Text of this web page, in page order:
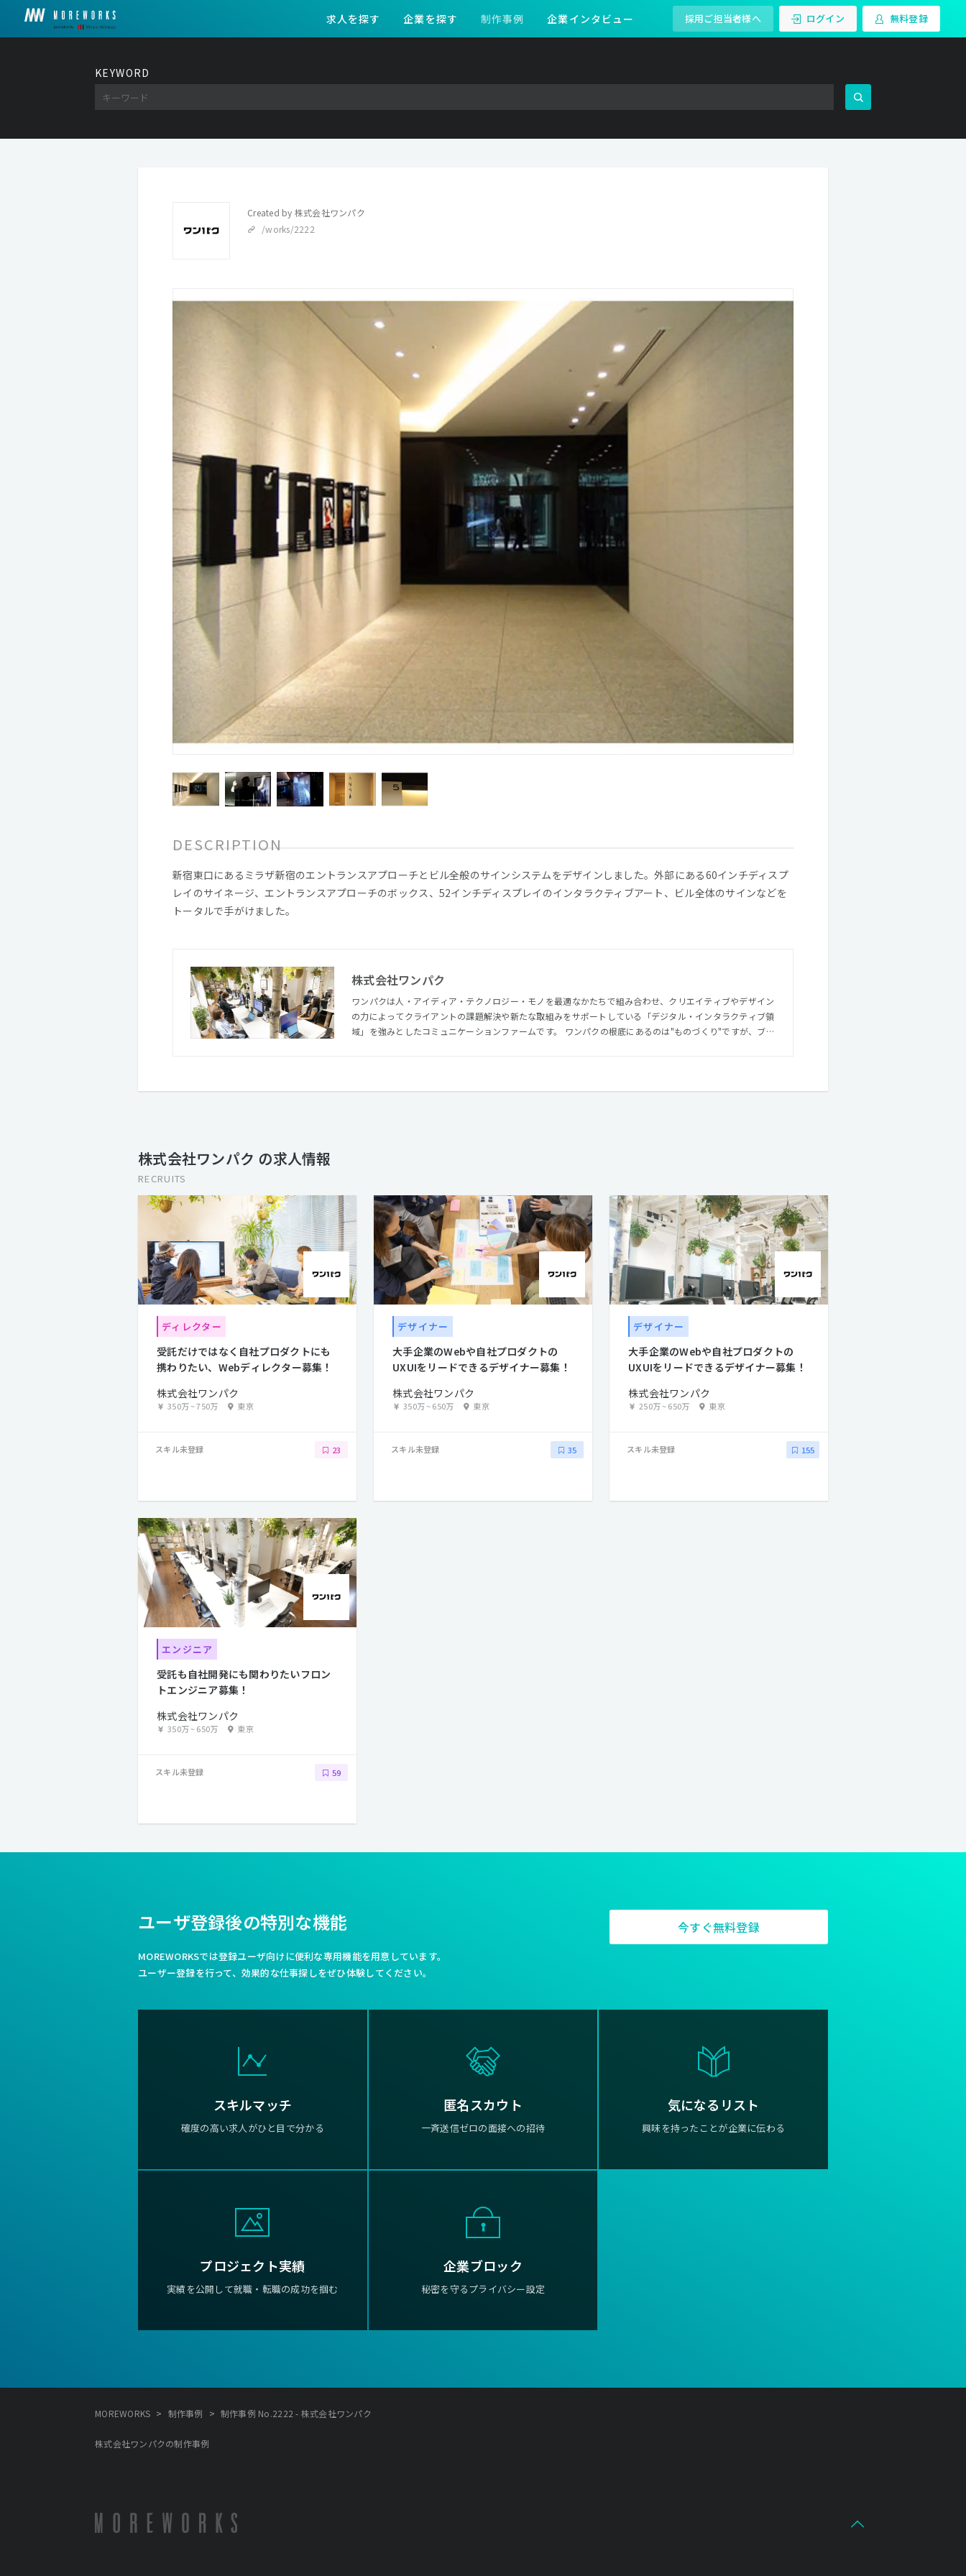
求人を探す 企業を探す 制作事例 企業インタビュー 採用ご担当者様へ ログイン 無料登録
KEYWORD
Created by 株式会社ワンパク
/works/2222
DESCRIPTION
新宿東口にあるミラザ新宿のエントランスアプローチとビル全般のサインシステムをデザインしました。外部にある60インチディスプ
レイのサイネージ、エントランスアプローチのボックス、52インチディスプレイのインタラクティブアート、ビル全体のサインなどを
トータルで手がけました。
株式会社ワンパク
ワンパクは人・アイディア・テクノロジー・モノを最適なかたちで組み合わせ、クリエイティブやデザイン
の力によってクライアントの課題解決や新たな取組みをサポートしている「デジタル・インタラクティブ領
域」を強みとしたコミュニケーションファームです。 ワンパクの根底にあるのは"ものづくり"ですが、ブラ
く仕事し、よく食べ、よく飲み、よく遊ぶ。そんなHOTな仲間を募集しています。
株式会社ワンパク の求人情報
RECRUITS
ディレクター
受託だけではなく自社プロダクトにも
携わりたい、Webディレクター募集！
株式会社ワンパク
350万~750万 東京
スキル未登録 23
デザイナー
大手企業のWebや自社プロダクトの
UXUIをリードできるデザイナー募集！
株式会社ワンパク
350万~650万 東京
スキル未登録 35
デザイナー
大手企業のWebや自社プロダクトの
UXUIをリードできるデザイナー募集！
株式会社ワンパク
250万~650万 東京
スキル未登録 155
エンジニア
受託も自社開発にも関わりたいフロン
トエンジニア募集！
株式会社ワンパク
350万~650万 東京
スキル未登録 59
ユーザ登録後の特別な機能
MOREWORKSでは登録ユーザ向けに便利な専用機能を用意しています。
ユーザー登録を行って、効果的な仕事探しをぜひ体験してください。
今すぐ無料登録
スキルマッチ
確度の高い求人がひと目で分かる
匿名スカウト
一斉送信ゼロの面接への招待
気になるリスト
興味を持ったことが企業に伝わる
プロジェクト実績
実績を公開して就職・転職の成功を掴む
企業ブロック
秘密を守るプライバシー設定
MOREWORKS > 制作事例 > 制作事例 No.2222 - 株式会社ワンパク
株式会社ワンパクの制作事例